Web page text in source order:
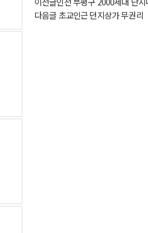
다음글초교인근 던지상가 무권리